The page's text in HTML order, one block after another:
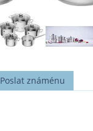
Poslat známénu